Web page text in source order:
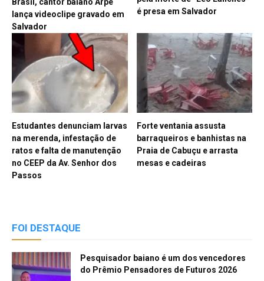
Brasil, cantor baiano Arpe
lança videoclipe gravado em
Salvador
é presa em Salvador
Estudantes denunciam larvas
na merenda, infestação de
ratos e falta de manutenção
no CEEP da Av. Senhor dos
Passos
Forte ventania assusta
barraqueiros e banhistas na
Praia de Cabuçu e arrasta
mesas e cadeiras
FOI DESTAQUE
Pesquisador baiano é um dos vencedores
do Prêmio Pensadores de Futuros 2026